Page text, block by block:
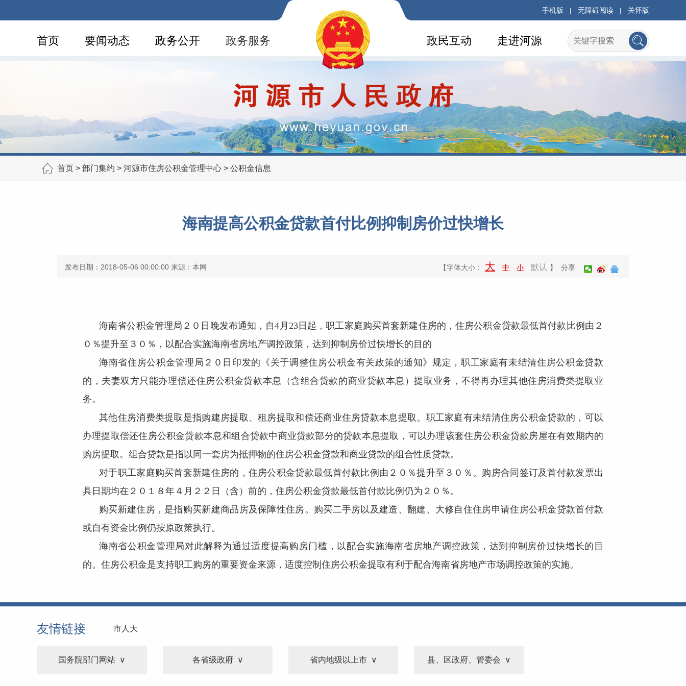
手机版 | 无障碍阅读 | 关怀版
首页 要闻动态 政务公开 政务服务 走进河源
政民互动
首页 > 部门集约 > 河源市住房公积金管理中心 > 公积金信息
海南提高公积金贷款首付比例抑制房价过快增长
发布日期：2018-05-06 00:00:00 来源：本网 【字体大小： 大 中 小 默认 】 分享
海南省公积金管理局２０日晚发布通知，自4月23日起，职工家庭购买首套新建住房的，住房公积金贷款最低首付款比例由２
０％提升至３０％，以配合实施海南省房地产调控政策，达到抑制房价过快增长的目的
海南省住房公积金管理局２０日印发的《关于调整住房公积金有关政策的通知》规定，职工家庭有未结清住房公积金贷款
的，夫妻双方只能办理偿还住房公积金贷款本息（含组合贷款的商业贷款本息）提取业务，不得再办理其他住房消费类提取业
务。
其他住房消费类提取是指购建房提取、租房提取和偿还商业住房贷款本息提取。职工家庭有未结清住房公积金贷款的，可以
办理提取偿还住房公积金贷款本息和组合贷款中商业贷款部分的贷款本息提取，可以办理该套住房公积金贷款房屋在有效期内的
购房提取。组合贷款是指以同一套房为抵押物的住房公积金贷款和商业贷款的组合性质贷款。
对于职工家庭购买首套新建住房的，住房公积金贷款最低首付款比例由２０％提升至３０％。购房合同签订及首付款发票出
具日期均在２０１８年４月２２日（含）前的，住房公积金贷款最低首付款比例仍为２０％。
购买新建住房，是指购买新建商品房及保障性住房。购买二手房以及建造、翻建、大修自住住房申请住房公积金贷款首付款
或自有资金比例仍按原政策执行。
海南省公积金管理局对此解释为通过适度提高购房门槛，以配合实施海南省房地产调控政策，达到抑制房价过快增长的目
的。住房公积金是支持职工购房的重要资金来源，适度控制住房公积金提取有利于配合海南省房地产市场调控政策的实施。
友情链接 市人大
国务院部门网站 各省级政府 省内地级以上市 县、区政府、管委会